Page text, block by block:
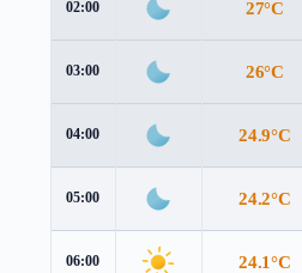
02:00 27°C
03:00 26°C
04:00 24.9°C
05:00 24.2°C
06:00 24.1°C